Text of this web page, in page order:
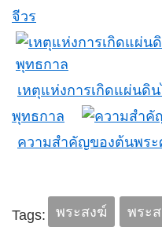
จีวร
เหตุแห่งการเกิดแผ่นดิ
พุทธกาล
ความสำคัญของต้นพระ
Tags: พระสงฆ์ พระ